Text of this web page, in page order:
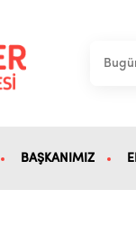
BAŞKANIMIZ